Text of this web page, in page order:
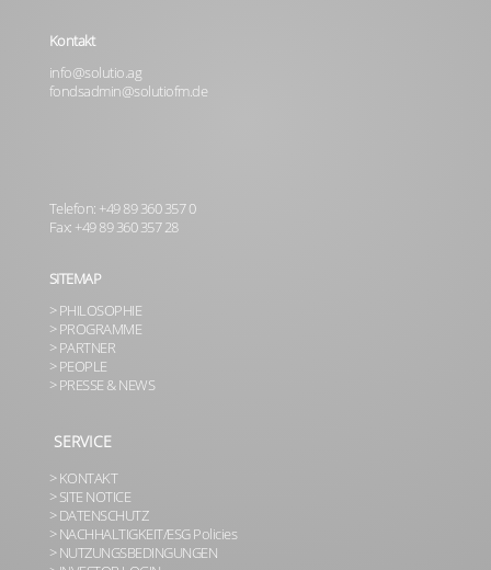
Kontakt
info@solutio.ag
fondsadmin@solutiofm.de
Telefon: +49 89 360 357 0
Fax: +49 89 360 357 28
SITEMAP
> PHILOSOPHIE
> PROGRAMME
> PARTNER
> PEOPLE
> PRESSE & NEWS
SERVICE
> KONTAKT
> SITE NOTICE
> DATENSCHUTZ
> NACHHALTIGKEIT/ESG Policies
> NUTZUNGSBEDINGUNGEN